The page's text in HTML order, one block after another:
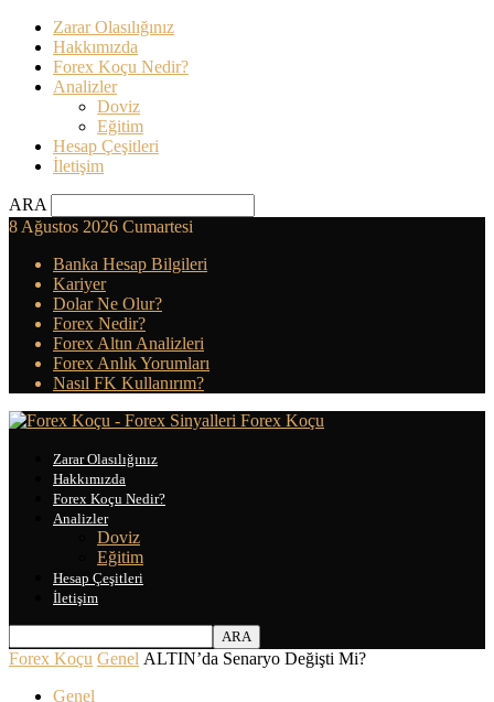
Zarar Olasılığınız
Hakkımızda
Forex Koçu Nedir?
Analizler
Doviz
Eğitim
Hesap Çeşitleri
İletişim
ARA
8 Ağustos 2026 Cumartesi
Banka Hesap Bilgileri
Kariyer
Dolar Ne Olur?
Forex Nedir?
Forex Altın Analizleri
Forex Anlık Yorumları
Nasıl FK Kullanırım?
Forex Koçu
Zarar Olasılığınız
Hakkımızda
Forex Koçu Nedir?
Analizler
Doviz
Eğitim
Hesap Çeşitleri
İletişim
Forex Koçu Genel ALTIN’da Senaryo Değişti Mi?
Genel